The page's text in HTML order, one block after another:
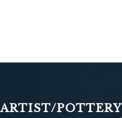
ARTIST/POTTERY